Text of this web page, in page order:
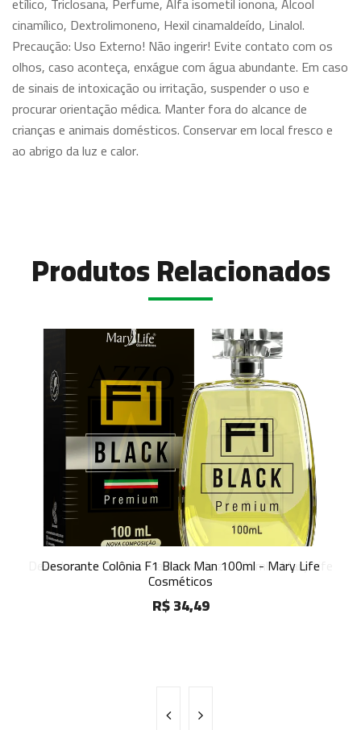
cinamílico, Dextrolimoneno, Hexil cinamaldeído, Linalol.
Precaução: Uso Externo! Não ingerir! Evite contato com os
olhos, caso aconteça, enxágue com água abundante. Em caso
de sinais de intoxicação ou irritação, suspender o uso e
procurar orientação médica. Manter fora do alcance de
crianças e animais domésticos. Conservar em local fresco e
ao abrigo da luz e calor.
Produtos Relacionados
Desodorante Colônia Masculina Azzo 100ml - Mary Life
Cosméticos
R$ 34,49
Desorante Colônia F1 Black Man 100ml - Mary Life
Cosméticos
R$ 34,49